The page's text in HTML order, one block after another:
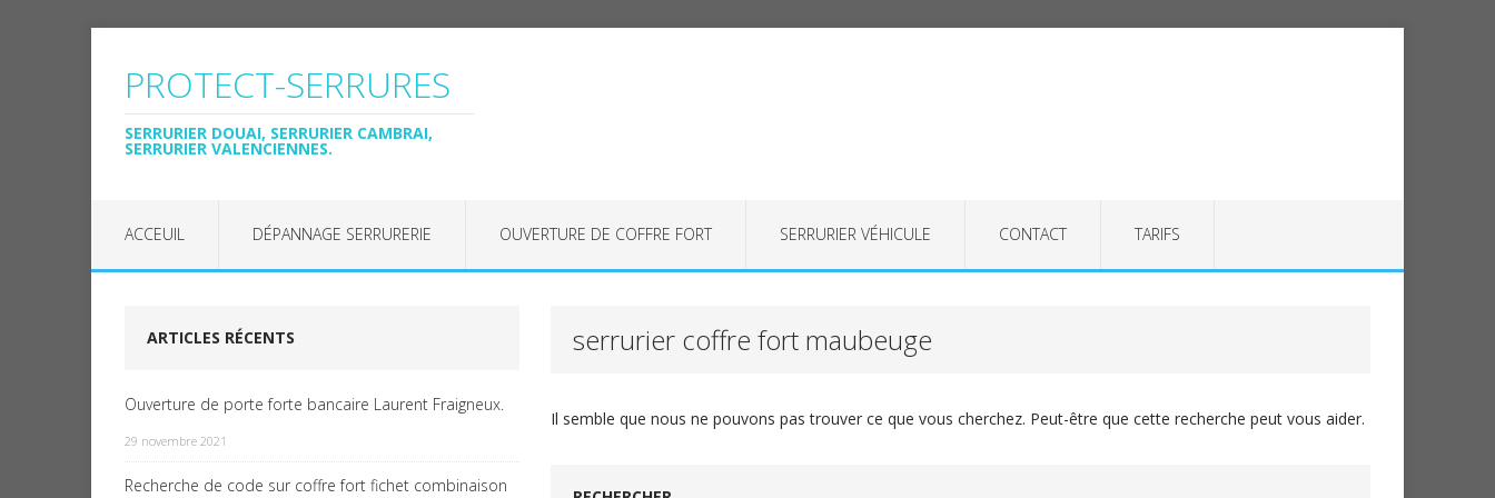
PROTECT-SERRURES
SERRURIER DOUAI, SERRURIER CAMBRAI,
SERRURIER VALENCIENNES.
ACCEUIL DÉPANNAGE SERRURERIE OUVERTURE DE COFFRE FORT SERRURIER VÉHICULE CONTACT TARIFS
serrurier coffre fort maubeuge
Il semble que nous ne pouvons pas trouver ce que vous cherchez. Peut-être que cette recherche peut vous aider.
ARTICLES RÉCENTS
Ouverture de porte forte bancaire Laurent Fraigneux.
29 novembre 2021
Recherche de code sur coffre fort fichet combinaison